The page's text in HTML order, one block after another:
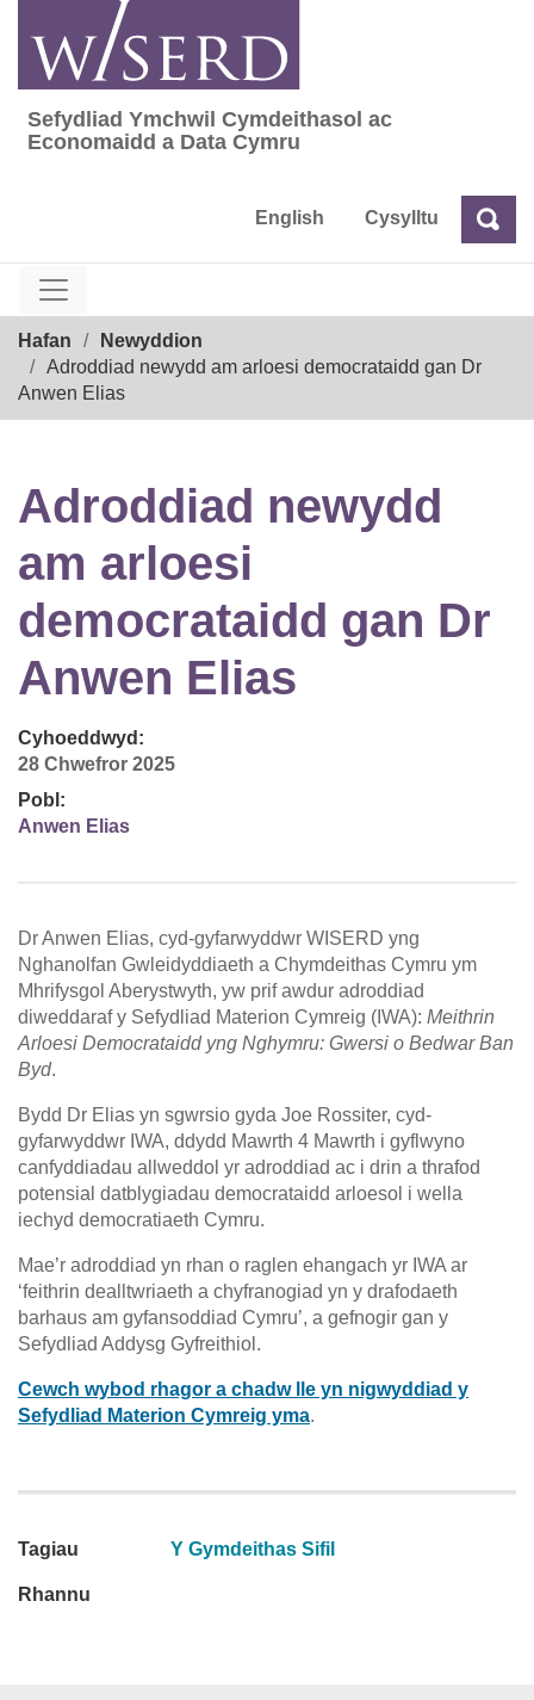
content
Sefydliad Ymchwil Cymdeithasol ac
Sefydliad Ymchwil Cymdeithasol ac
Economaidd a Data Cymru
English Cysylltu Chwilio
Hafan
Newyddion
Adroddiad newydd am arloesi democrataidd gan Dr
Anwen Elias
Adroddiad newydd
am arloesi
democrataidd gan Dr
Anwen Elias
Cyhoeddwyd:
28 Chwefror 2025
Pobl:
Anwen Elias
Dr Anwen Elias, cyd-gyfarwyddwr WISERD yng
Nghanolfan Gwleidyddiaeth a Chymdeithas Cymru ym
Mhrifysgol Aberystwyth, yw prif awdur adroddiad
diweddaraf y Sefydliad Materion Cymreig (IWA): Meithrin
Arloesi Democrataidd yng Nghymru: Gwersi o Bedwar Ban
Byd.
Bydd Dr Elias yn sgwrsio gyda Joe Rossiter, cyd-
gyfarwyddwr IWA, ddydd Mawrth 4 Mawrth i gyflwyno
canfyddiadau allweddol yr adroddiad ac i drin a thrafod
potensial datblygiadau democrataidd arloesol i wella
iechyd democratiaeth Cymru.
Mae’r adroddiad yn rhan o raglen ehangach yr IWA ar
‘feithrin dealltwriaeth a chyfranogiad yn y drafodaeth
barhaus am gyfansoddiad Cymru’, a gefnogir gan y
Sefydliad Addysg Gyfreithiol.
Cewch wybod rhagor a chadw lle yn nigwyddiad y
Sefydliad Materion Cymreig yma.
Tagiau Y Gymdeithas Sifil
Rhannu